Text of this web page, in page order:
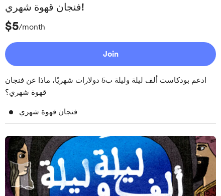
فنجان قهوة شهري!
$5/month
Join
ادعم بودكاست ألف ليلة وليلة ب5 دولارات شهريًا، ماذا عن فنجان
قهوة شهري؟
فنجان قهوة شهري